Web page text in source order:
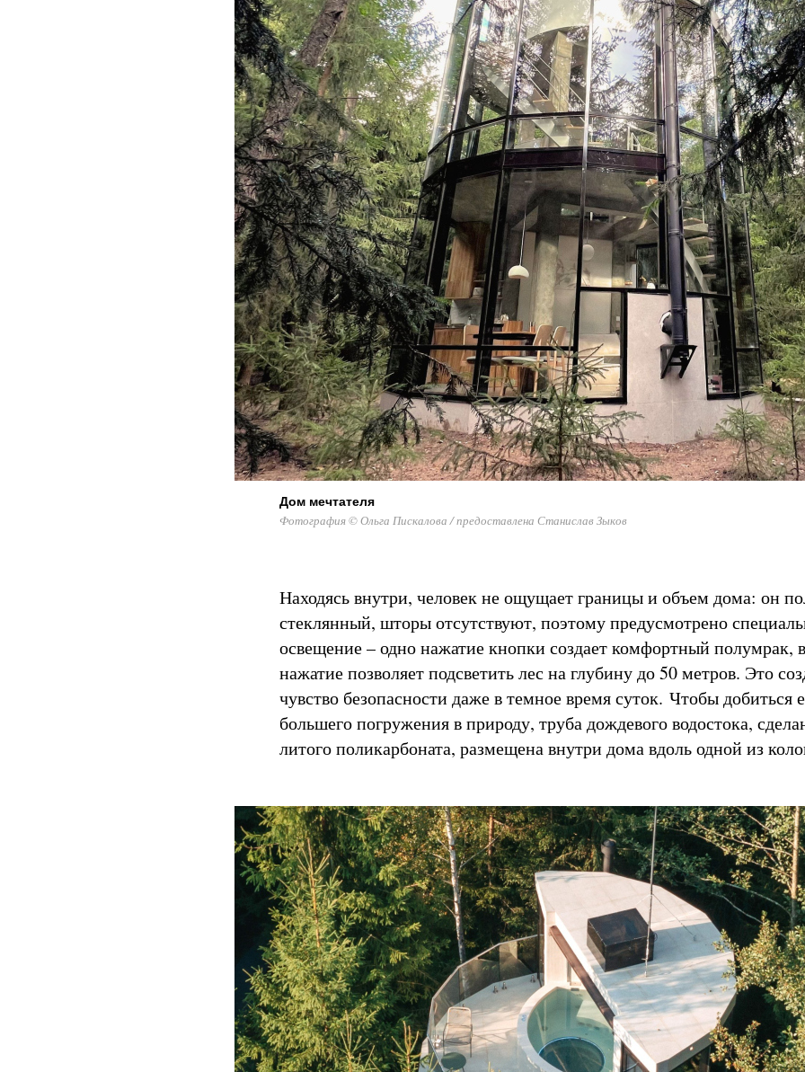
Дом мечтателя
Фотография © Ольга Пискалова / предоставлена Станислав Зыков
Находясь внутри, человек не ощущает границы и объем дома: он
стеклянный, шторы отсутствуют, поэтому предусмотрено
освещение – одно нажатие кнопки создает комфортный полумрак,
нажатие позволяет подсветить лес на глубину до 50 метров. Это
чувство безопасности даже в темное время суток. Чтобы добиться
большего погружения в природу, труба дождевого водостока,
литого поликарбоната, размещена внутри дома вдоль одной из